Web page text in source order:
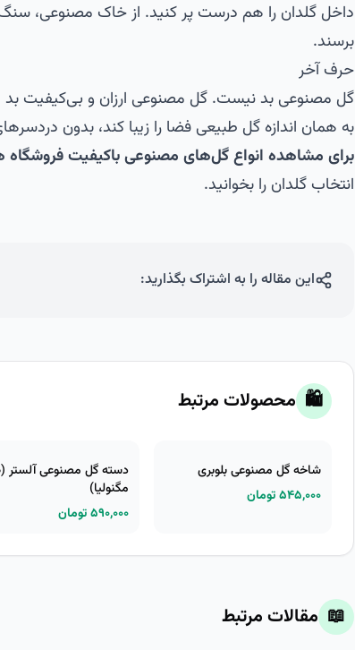
داخل گلدان را هم درست پر کنید. از خاک مصنوعی،
برسند.
حرف آخر
گل مصنوعی بد نیست. گل مصنوعی ارزان و بی‌کیفیت بد
به همان اندازه گل طبیعی فضا را زیبا کند، بدون
برای مشاهده انواعگل‌های مصنوعی باکیفیتفروشگاه
انتخاب گلدان را بخوانید.
این مقاله را به اشتراک بگذارید:
🛍️ محصولات مرتبط
شاخه گل مصنوعی بلوبری
۵۴۵,۰۰۰ تومان
دسته گل مصنوعی آلستر
مگنولیا)
۵۹۰,۰۰۰ تومان
📖 مقالات مرتبط